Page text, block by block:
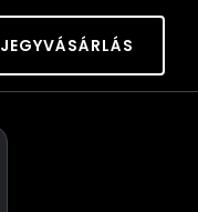
JEGYVÁSÁRLÁS